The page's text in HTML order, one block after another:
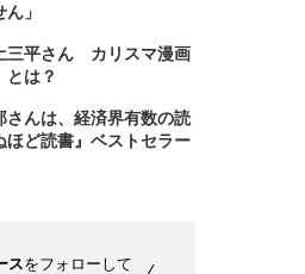
」
三平さん カリスマ漫画
とは？
さんは、経済界有数の読
ど読書』ベストセラー
スをフォローして